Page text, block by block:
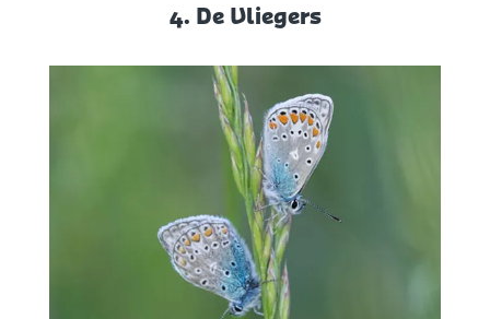
4. De Vliegers
.
D
e
V
l
i
e